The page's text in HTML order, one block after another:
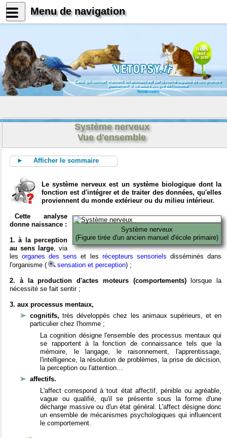
News
sur
le site
Celui qui connait vraiment les animaux est par là même capable de comprendre
pleinement le caractère unique de l'homme
Konrad Lorenz
Système nerveux
Vue d'ensemble
► Afficher le sommaire
Le système nerveux est un système biologique dont la
fonction est d'intégrer et de traiter des données, qu'elles
proviennent du monde extérieur ou du milieu intérieur.
Système nerveux
(Figure tirée d'un ancien manuel d'école primaire)
Cette analyse
donne naissance :
1. à la perception
au sens large, via
lesorganes des sens et les récepteurs sensoriels disséminés dans
l'organisme (
sensation et perception) ;
2. à la production d'actes moteurs (comportements)lorsque la
nécessité se fait sentir ;
3. aux processus mentaux,
cognitifs,très développés chez les animaux supérieurs, et en
particulier chez l'homme ;
La cognition désigne l'ensemble des processus mentaux qui
se rapportent à la fonction de connaissance tels que la
mémoire, le langage, le raisonnement, l'apprentissage,
l'intelligence, la résolution de problèmes, la prise de décision,
la perception ou l'attention…
affectifs.
L'affect correspond à tout état affectif, pénible ou agréable,
vague ou qualifié, qu'il se présente sous la forme d'une
décharge massive ou d'un état général. L'affect désigne donc
un ensemble de mécanismes psychologiques qui influencent
le comportement.
Menu de navigation